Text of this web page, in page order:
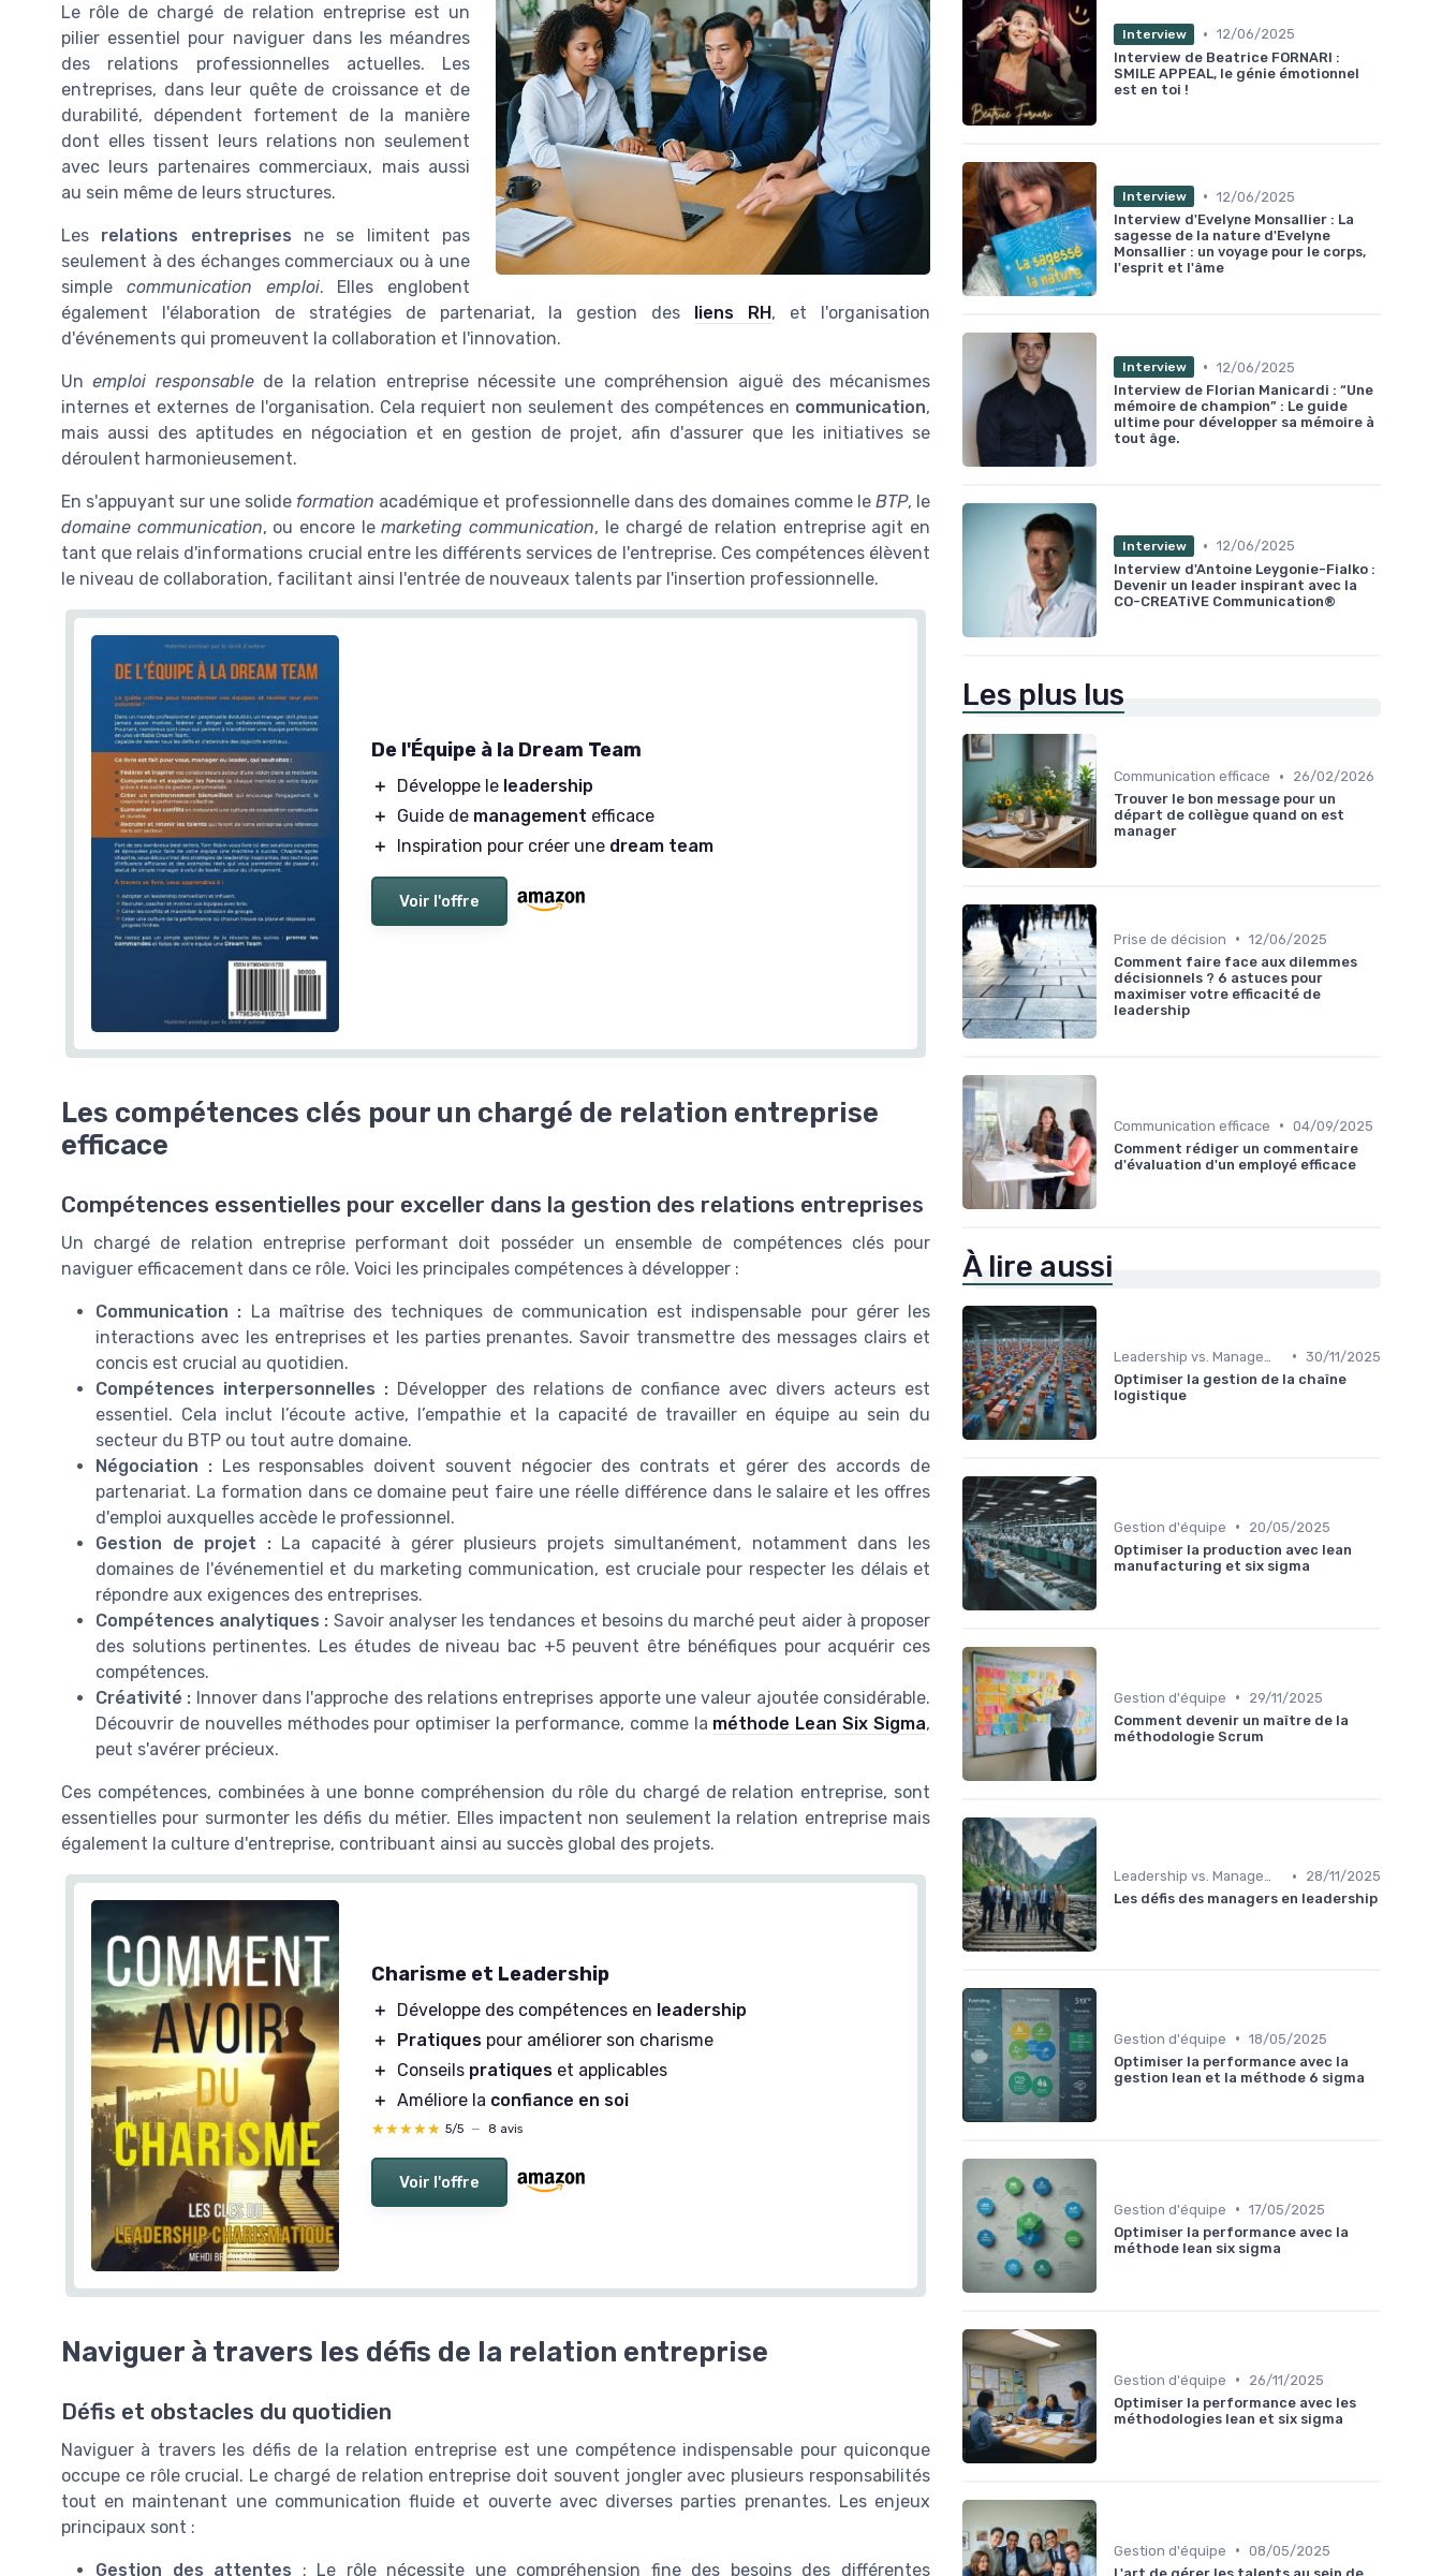
Le rôle de chargé de relation entreprise est un
pilier essentiel pour naviguer dans les méandres
des relations professionnelles actuelles. Les
entreprises, dans leur quête de croissance et de
durabilité, dépendent fortement de la manière
dont elles tissent leurs relations non seulement
avec leurs partenaires commerciaux, mais aussi
au sein même de leurs structures.
Les relations entreprises ne se limitent pas
seulement à des échanges commerciaux ou à une
simple communication emploi. Elles englobent
également l'élaboration de stratégies de partenariat, la gestion des liens RH, et l'organisation
d'événements qui promeuvent la collaboration et l'innovation.
Unemploi responsablede la relation entreprise nécessite une compréhension aiguë des mécanismes
internes et externes de l'organisation. Cela requiert non seulement des compétences en communication,
mais aussi des aptitudes en négociation et en gestion de projet, afin d'assurer que les initiatives se
déroulent harmonieusement.
En s'appuyant sur une solide formation académique et professionnelle dans des domaines comme le BTP, le
domaine communication, ou encore lemarketing communication, le chargé de relation entreprise agit en
tant que relais d'informations crucial entre les différents services de l'entreprise. Ces compétences élèvent
le niveau de collaboration, facilitant ainsi l'entrée de nouveaux talents par l'insertion professionnelle.
De l'Équipe à la Dream Team
＋ Développe le leadership
＋
Guide de management efficace
＋
Inspiration pour créer une dream team
Voir l'offre
Les compétences clés pour un chargé de relation entreprise
efficace
Compétences essentielles pour exceller dans la gestion des relations entreprises
Un chargé de relation entreprise performant doit posséder un ensemble de compétences clés pour
naviguer efficacement dans ce rôle. Voici les principales compétences à développer :
Communication : La maîtrise des techniques de communication est indispensable pour gérer les
interactions avec les entreprises et les parties prenantes. Savoir transmettre des messages clairs et
concis est crucial au quotidien.
Compétences interpersonnelles :Développer des relations de confiance avec divers acteurs est
essentiel. Cela inclut l’écoute active, l’empathie et la capacité de travailler en équipe au sein du
secteur du BTP ou tout autre domaine.
Négociation :Les responsables doivent souvent négocier des contrats et gérer des accords de
partenariat. La formation dans ce domaine peut faire une réelle différence dans le salaire et les offres
d'emploi auxquelles accède le professionnel.
Gestion de projet :La capacité à gérer plusieurs projets simultanément, notamment dans les
domaines de l'événementiel et du marketing communication, est cruciale pour respecter les délais et
répondre aux exigences des entreprises.
Compétences analytiques : Savoir analyser les tendances et besoins du marché peut aider à proposer
des solutions pertinentes. Les études de niveau bac +5 peuvent être bénéfiques pour acquérir ces
compétences.
Créativité : Innover dans l'approche des relations entreprises apporte une valeur ajoutée considérable.
Découvrir de nouvelles méthodes pour optimiser la performance, comme la méthode Lean Six Sigma,
peut s'avérer précieux.
Ces compétences, combinées à une bonne compréhension du rôle du chargé de relation entreprise, sont
essentielles pour surmonter les défis du métier. Elles impactent non seulement la relation entreprise mais
également la culture d'entreprise, contribuant ainsi au succès global des projets.
Charisme et Leadership
＋ Développe des compétences en leadership
＋
Pratiques pour améliorer son charisme
＋
Conseils pratiques et applicables
＋ Améliore la confiance en soi
★★★★★
★★★★★ 5/5 — 8 avis
Voir l'offre
Naviguer à travers les défis de la relation entreprise
Défis et obstacles du quotidien
Naviguer à travers les défis de la relation entreprise est une compétence indispensable pour quiconque
occupe ce rôle crucial. Le chargé de relation entreprise doit souvent jongler avec plusieurs responsabilités
tout en maintenant une communication fluide et ouverte avec diverses parties prenantes. Les enjeux
principaux sont :
Gestion des attentes : Le rôle nécessite une compréhension fine des besoins des différentes
Interview • 12/06/2025
Interview de Beatrice FORNARI :
SMILE APPEAL, le génie émotionnel
est en toi !
Interview • 12/06/2025
Interview d'Evelyne Monsallier : La
sagesse de la nature d'Evelyne
Monsallier : un voyage pour le corps,
l'esprit et l'âme
Interview • 12/06/2025
Interview de Florian Manicardi : “Une
mémoire de champion” : Le guide
ultime pour développer sa mémoire à
tout âge.
Interview • 12/06/2025
Interview d'Antoine Leygonie-Fialko :
Devenir un leader inspirant avec la
CO-CREATiVE Communication®
Les plus lus
Communication efficace •
26/02/2026
Trouver le bon message pour un
départ de collègue quand on est
manager
Prise de décision • 12/06/2025
Comment faire face aux dilemmes
décisionnels ? 6 astuces pour
maximiser votre efficacité de
leadership
Communication efficace • 04/09/2025
Comment rédiger un commentaire
d'évaluation d'un employé efficace
À lire aussi
• 30/11/2025
Optimiser la gestion de la chaîne
logistique
Gestion d'équipe •
20/05/2025
Optimiser la production avec lean
manufacturing et six sigma
Gestion d'équipe •
29/11/2025
Comment devenir un maître de la
méthodologie Scrum
Leadership vs. Management •
28/11/2025
Les défis des managers en leadership
Gestion d'équipe • 18/05/2025
Optimiser la performance avec la
gestion lean et la méthode 6 sigma
Gestion d'équipe • 17/05/2025
Optimiser la performance avec la
méthode lean six sigma
Gestion d'équipe •
26/11/2025
Optimiser la performance avec les
méthodologies lean et six sigma
Gestion d'équipe • 08/05/2025